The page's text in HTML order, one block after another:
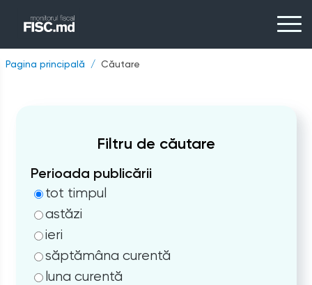
Pagina principală Căutare
Filtru de căutare
Perioada publicării
tot timpul
astăzi
ieri
săptămâna curentă
luna curentă